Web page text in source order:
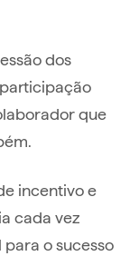
dos
que
incentivo e
cada vez
o sucesso